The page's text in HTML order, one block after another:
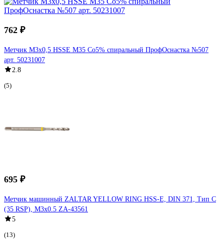
762 ₽
Метчик M3x0,5 HSSE M35 Co5% спиральный ПрофОснастка №507
арт. 50231007
2.8
(5)
695 ₽
Метчик машинный ZALTAR YELLOW RING HSS-E, DIN 371, Тип C
(35 RSP), M3x0.5 ZA-43561
5
(13)